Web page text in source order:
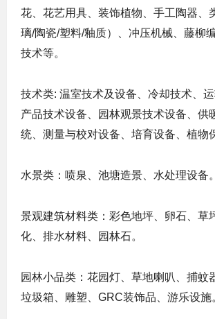
花、花艺用具、装饰植物、手工陶器、
璃/陶瓷/塑料/釉质）、冲压机械、藤柳
技术等。
技术类: 温室技术及设备、冷却技术、
产品技术设备、园林观景技术设备、供
统、测量与校对设备、培育设备、植物
水景类：喷泉、池塘造景、水处理设备。
景观建筑材料类：彩色地坪、卵石、草
化、排水材料、园林石。
园林小品类：花园灯、草地喇叭、捕蚊
垃圾箱、雕塑、GRC装饰品、游乐设施